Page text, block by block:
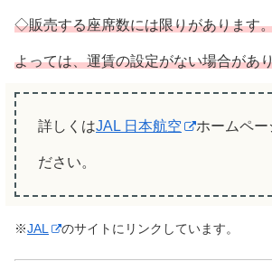
◇販売する座席数には限りがあります
よっては、運賃の設定がない場合があ
詳しくはJAL 日本航空 ホームペー
ださい。
※JAL のサイトにリンクしています。